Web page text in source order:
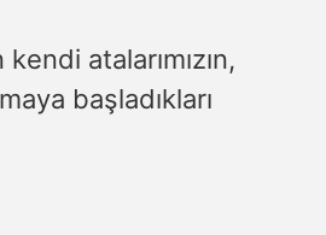
atalarımızın,
başladıkları